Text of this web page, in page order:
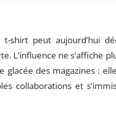
shirt peut aujourd’hui
L’influence ne s’affiche
glacée des magazines :
collaborations et